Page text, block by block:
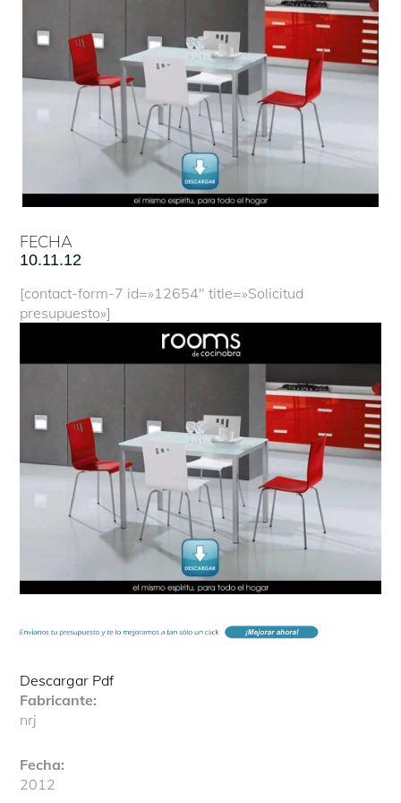
FECHA
10.11.12
[contact-form-7 id=»12654″ title=»Solicitud
presupuesto»]
Descargar Pdf
Fabricante:
nrj
Fecha:
2012